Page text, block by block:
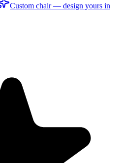
Custom chair — design yours in